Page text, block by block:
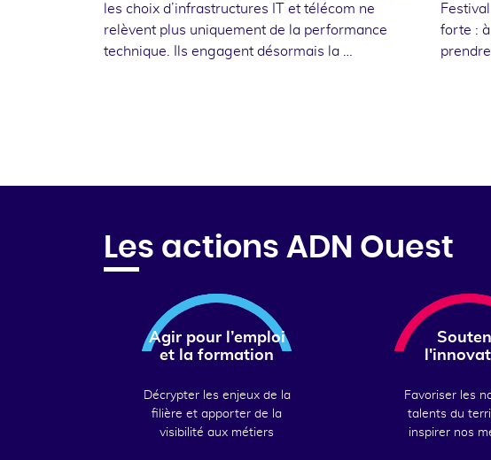
les choix d’infrastructures IT et télécom ne
relèvent plus uniquement de la performance
technique. Ils engagent désormais la …
forte :
Les actions ADN Ouest
Agir pour l’emploi
et la formation
Décrypter les enjeux de la
filière et apporter de la
visibilité aux métiers
Favoriser les
talents du
inspirer nos